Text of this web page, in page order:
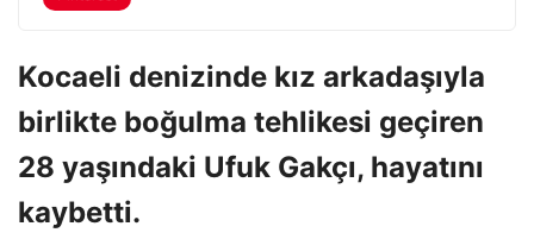
Kocaeli denizinde kız arkadaşıyla
birlikte boğulma tehlikesi geçiren
28 yaşındaki Ufuk Gakçı, hayatını
kaybetti.